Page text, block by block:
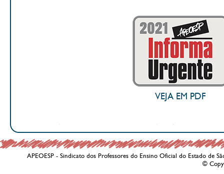
VEJA EM PDF
APEOESP - Sindicato dos Professores do Ensino Oficial do Estado de
©